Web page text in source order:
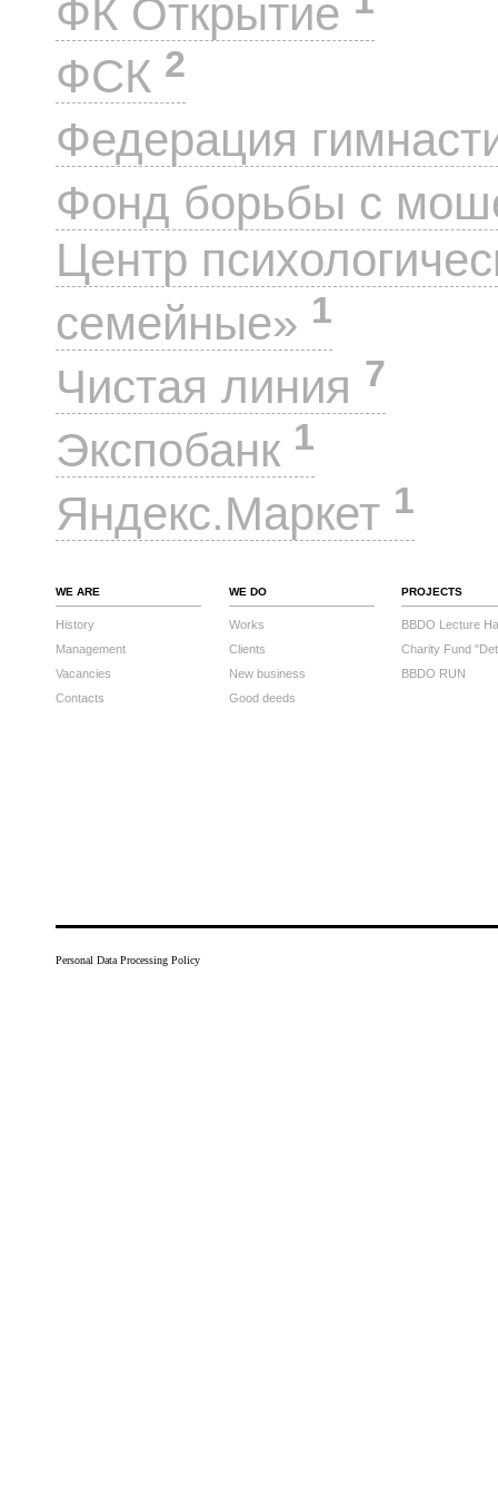
ФК Открытие
ФСК 2
Федерация
Фонд борьбы с
Центр
семейные» 1
Чистая линия 7
Экспобанк 1
Яндекс.Маркет 1
WE ARE
History
Management
Vacancies
Contacts
WE DO
Works
Clients
New business
Good deeds
PROJECTS
BBDO Lecture
Charity Fund
BBDO RUN
Personal Data Processing Policy